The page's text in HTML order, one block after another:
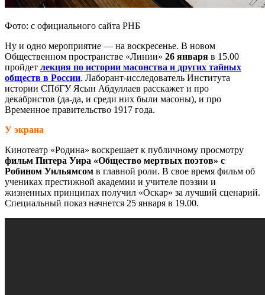
Фото: с официального сайта РНБ
Ну и одно мероприятие — на воскресенье. В новом
Общественном пространстве «Линии» 26 января в 15.00
пройдет лекция по истории масонства и других тайных
обществ в России. Лаборант-исследователь Института
истории СПбГУ Ясын Абдуллаев расскажет и про
декабристов (да-да, и среди них были масоны), и про
Временное правительство 1917 года.
У экрана
Кинотеатр «Родина» воскрешает к публичному просмотру
фильм Питера Уира «Общество мертвых поэтов» с
Робином Уильямсом в главной роли. В свое время фильм об
учениках престижной академии и учителе поэзии и
жизненных принципах получил «Оскар» за лучший сценарий.
Специальный показ начнется 25 января в 19.00.